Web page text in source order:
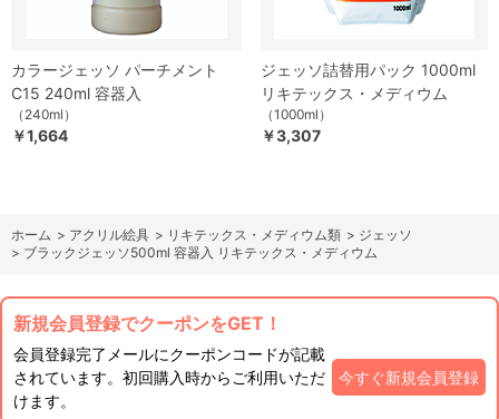
カラージェッソ パーチメント
C15 240ml 容器入
（240ml）
￥1,664
ジェッソ詰替用パック 1000ml
リキテックス・メディウム
（1000ml）
￥3,307
ホーム > アクリル絵具 > リキテックス・メディウム類 > ジェッソ
> ブラックジェッソ500ml 容器入 リキテックス・メディウム
新規会員登録でクーポンをGET！
会員登録完了メールにクーポンコードが記載
されています。初回購入時からご利用いただ
けます。
今すぐ新規会員登録